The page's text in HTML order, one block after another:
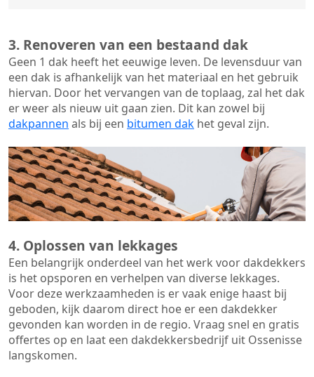
3. Renoveren van een bestaand dak
Geen 1 dak heeft het eeuwige leven. De levensduur van
een dak is afhankelijk van het materiaal en het gebruik
hiervan. Door het vervangen van de toplaag, zal het dak
er weer als nieuw uit gaan zien. Dit kan zowel bij
dakpannen als bij een bitumen dak het geval zijn.
4. Oplossen van lekkages
Een belangrijk onderdeel van het werk voor dakdekkers
is het opsporen en verhelpen van diverse lekkages.
Voor deze werkzaamheden is er vaak enige haast bij
geboden, kijk daarom direct hoe er een dakdekker
gevonden kan worden in de regio. Vraag snel en gratis
offertes op en laat een dakdekkersbedrijf uit Ossenisse
langskomen.